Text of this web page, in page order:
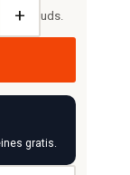
+ uds.
gratis.